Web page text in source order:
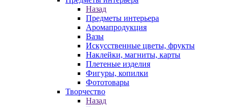
Назад
Предметы интерьера
Аромапродукция
Вазы
Искусственные цветы, фрукты
Наклейки, магниты, карты
Плетеные изделия
Фигуры, копилки
Фототовары
Творчество
Назад